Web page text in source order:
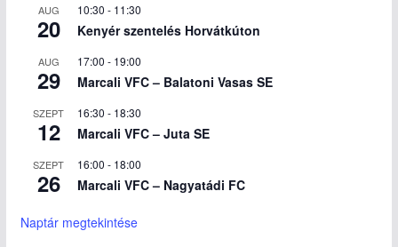
AUG
20
10:30 - 11:30
Kenyér szentelés Horvátkúton
AUG
29
17:00 - 19:00
Marcali VFC – Balatoni Vasas SE
SZEPT
12
16:30 - 18:30
Marcali VFC – Juta SE
SZEPT
26
16:00 - 18:00
Marcali VFC – Nagyatádi FC
Naptár megtekintése